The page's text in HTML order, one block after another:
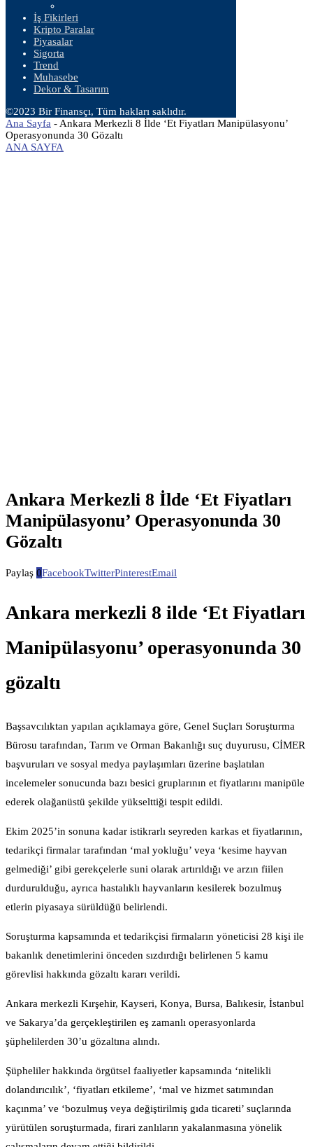
İş Fikirleri
Kripto Paralar
Piyasalar
Sigorta
Trend
Muhasebe
Dekor & Tasarım
©2023 Bir Finansçı, Tüm hakları saklıdır.
Ana Sayfa - Ankara Merkezli 8 İlde ‘Et Fiyatları Manipülasyonu’
Operasyonunda 30 Gözaltı
ANA SAYFA
Ankara Merkezli 8 İlde ‘Et Fiyatları
Manipülasyonu’ Operasyonunda 30
Gözaltı
Paylaş 0FacebookTwitterPinterestEmail
Ankara merkezli 8 ilde ‘Et Fiyatları
Manipülasyonu’ operasyonunda 30
gözaltı
Başsavcılıktan yapılan açıklamaya göre, Genel Suçları Soruşturma
Bürosu tarafından, Tarım ve Orman Bakanlığı suç duyurusu, CİMER
başvuruları ve sosyal medya paylaşımları üzerine başlatılan
incelemeler sonucunda bazı besici gruplarının et fiyatlarını manipüle
ederek olağanüstü şekilde yükselttiği tespit edildi.
Ekim 2025’in sonuna kadar istikrarlı seyreden karkas et fiyatlarının,
tedarikçi firmalar tarafından ‘mal yokluğu’ veya ‘kesime hayvan
gelmediği’ gibi gerekçelerle suni olarak artırıldığı ve arzın fiilen
durdurulduğu, ayrıca hastalıklı hayvanların kesilerek bozulmuş
etlerin piyasaya sürüldüğü belirlendi.
Soruşturma kapsamında et tedarikçisi firmaların yöneticisi 28 kişi ile
bakanlık denetimlerini önceden sızdırdığı belirlenen 5 kamu
görevlisi hakkında gözaltı kararı verildi.
Ankara merkezli Kırşehir, Kayseri, Konya, Bursa, Balıkesir, İstanbul
ve Sakarya’da gerçekleştirilen eş zamanlı operasyonlarda
şüphelilerden 30’u gözaltına alındı.
Şüpheliler hakkında örgütsel faaliyetler kapsamında ‘nitelikli
dolandırıcılık’, ‘fiyatları etkileme’, ‘mal ve hizmet satımından
kaçınma’ ve ‘bozulmuş veya değiştirilmiş gıda ticareti’ suçlarında
yürütülen soruşturmada, firari zanlıların yakalanmasına yönelik